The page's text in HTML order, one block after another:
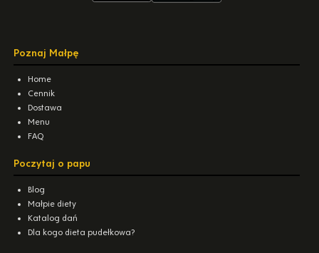
Poznaj Małpę
Home
Cennik
Dostawa
Menu
FAQ
Poczytaj o papu
Blog
Małpie diety
Katalog dań
Dla kogo dieta pudełkowa?